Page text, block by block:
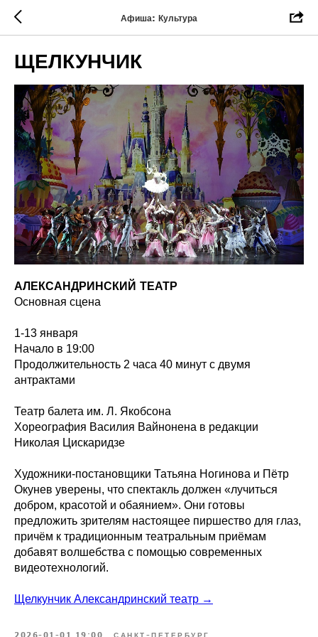
Афиша: Культура
ЩЕЛКУНЧИК
АЛЕКСАНДРИНСКИЙ ТЕАТР
Основная сцена
1-13 января
Начало в 19:00
Продолжительность 2 часа 40 минут с двумя
антрактами
Театр балета им. Л. Якобсона
Хореография Василия Вайнонена в редакции
Николая Цискаридзе
Художники-постановщики Татьяна Ногинова и Пётр
Окунев уверены, что спектакль должен «лучиться
добром, красотой и обаянием». Они готовы
предложить зрителям настоящее пиршество для глаз,
причём к традиционным театральным приёмам
добавят волшебства с помощью современных
видеотехнологий.
Щелкунчик Александринский театр →
2026-01-01 19:00 САНКТ-ПЕТЕРБУРГ